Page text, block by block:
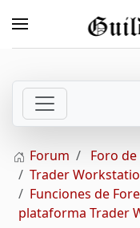
Skip to main
Forum
Foro
Trader
Funciones de
plataforma Trader